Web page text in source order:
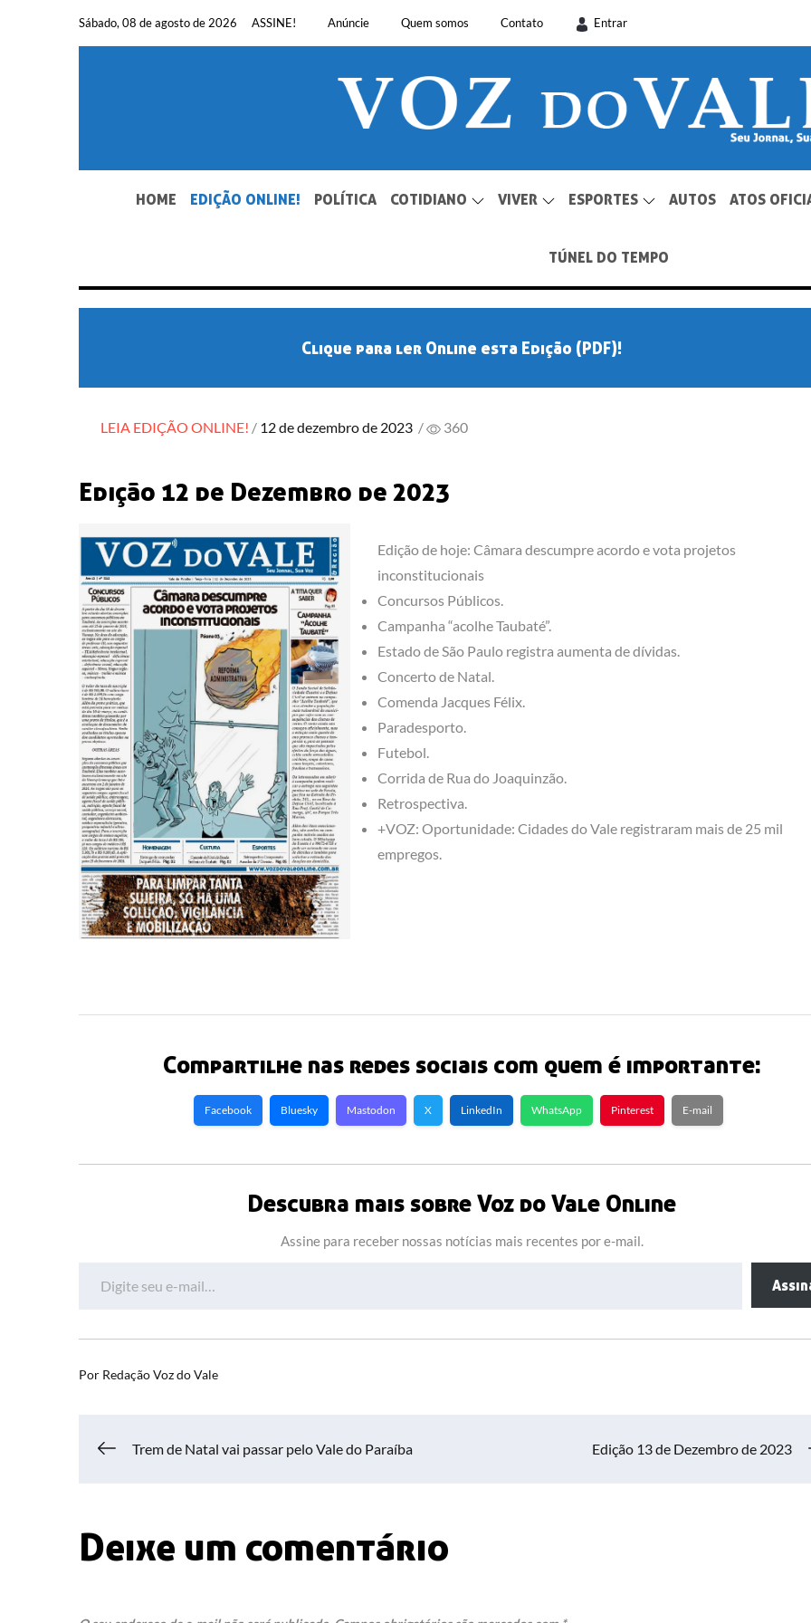
Sábado, 08 de agosto de 2026 ASSINE! Anúncie Quem somos Contato Entrar
SEU JORNAL, SUA VOZ. DESDE 1948.
HOME EDIÇÃO ONLINE! POLÍTICA COTIDIANO VIVER ESPORTES AUTOS ATOS
TÚNEL DO TEMPO
Clique para ler Online esta Edição (PDF)!
LEIA EDIÇÃO ONLINE! Posted
12 de dezembro de 2023 / 360
Edição 12 de Dezembro de 2023
Edição de hoje: Câmara descumpre acordo e vota projetos
inconstitucionais
Concursos Públicos.
Campanha “acolhe Taubaté”.
Estado de São Paulo registra aumenta de dívidas.
Concerto de Natal.
Comenda Jacques Félix.
Paradesporto.
Futebol.
Corrida de Rua do Joaquinzão.
Retrospectiva.
+VOZ: Oportunidade: Cidades do Vale registraram mais de 25 mil
empregos.
Compartilhe nas redes sociais com quem é importante:
Facebook Bluesky Mastodon X LinkedIn WhatsApp Pinterest E-mail
Descubra mais sobre Voz do Vale Online
Assine para receber nossas notícias mais recentes por e-mail.
Por Redação Voz do Vale
Navegação
Post
Trem de Natal vai passar pelo Vale do Paraíba Edição 13 de Dezembro de 2023
Deixe um comentário